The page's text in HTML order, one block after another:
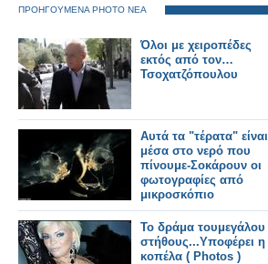
ΠΡΟΗΓΟΥΜΕΝΑ PHOTO ΝΕΑ
Όλοι με χειροπέδες
εκτός από τον…
Τσοχατζόπουλου
Αυτά τα "τέρατα" είναι
μέσα στο νερό που
πίνουμε-Σοκάρουν οι
φωτογραφίες από
μικροσκόπιο
Το δράμα τουμεγάλου
στήθους...Υποφέρει η
κοπέλα ( Photos )